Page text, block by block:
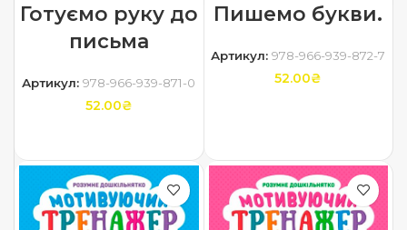
Готуємо руку до
письма
Артикул:978-966-939-871-0
52.00₴
Пишемо букви.
Артикул:978-966-939-872-7
52.00₴